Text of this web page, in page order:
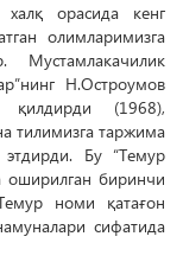
халқ орасида кенг
олимларимизга
Мустамлакачилик
Н.Остроумов
(1968),
тилимизга таржима
Бу “Темур
оширилган биринчи
номи қатағон
сифатида